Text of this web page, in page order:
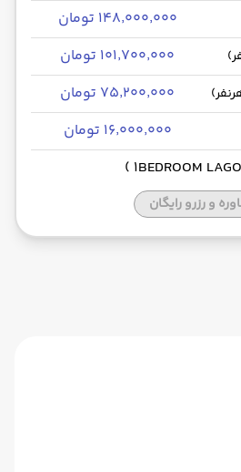
۱۴۸٬۰۰۰٬۰۰۰ تومان
۱۰۱٬۷۰۰٬۰۰۰ تومان
۷۵٬۲۰۰٬۰۰۰ تومان
۱۶٬۰۰۰٬۰۰۰ تومان
و رزرو رایگان